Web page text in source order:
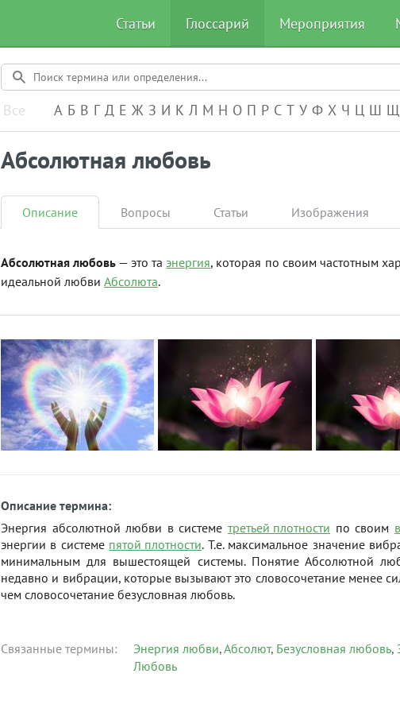
Статьи Глоссарий Мероприятия
Все А-Я
А Б В Г Д Е Ж З И К Л М Н О П Р С Т У Ф Х Ч Ц Ш Щ
Абсолютная любовь
Описание Вопросы Статьи Изображения
Абсолютная любовь — это таэнергия, которая по своим частотным
идеальной любви Абсолюта.
Описание термина:
Энергия абсолютной любви в системетретьей плотности по своим
энергии в системе пятой плотности. Т.е. максимальное значение
минимальным для вышестоящей системы. Понятие Абсолютной
недавно и вибрации, которые вызывают это словосочетание менее
чем словосочетание безусловная любовь.
Связанные термины: Энергия любви Абсолют Безусловная любовь
Любовь